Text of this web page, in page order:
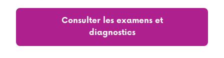
Consulter les examens et
diagnostics